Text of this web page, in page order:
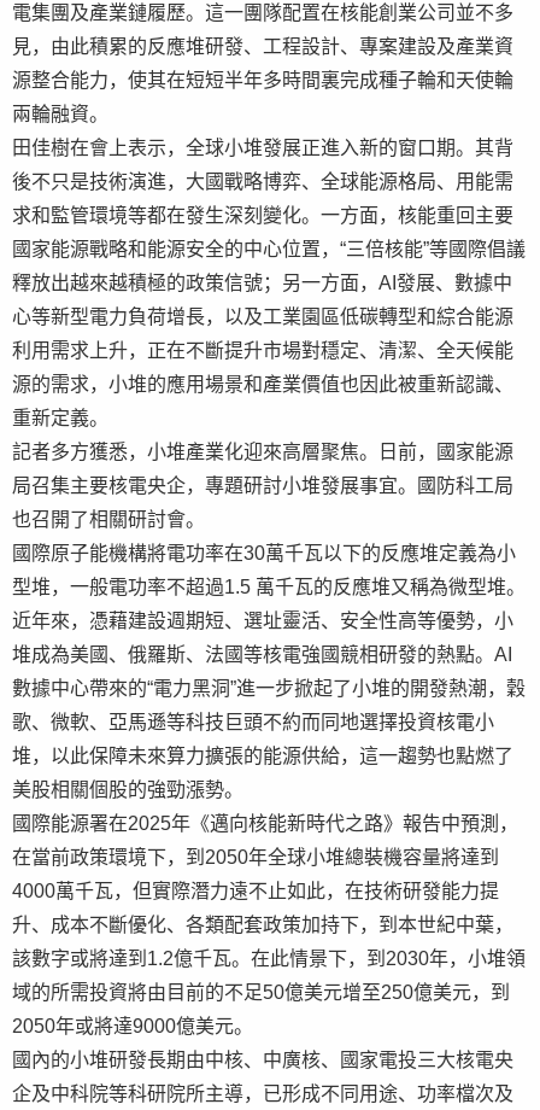
電集團及產業鏈履歷。這一團隊配置在核能創業公司並不多
見，由此積累的反應堆研發、工程設計、專案建設及產業資
源整合能力，使其在短短半年多時間裏完成種子輪和天使輪
兩輪融資。
田佳樹在會上表示，全球小堆發展正進入新的窗口期。其背
後不只是技術演進，大國戰略博弈、全球能源格局、用能需
求和監管環境等都在發生深刻變化。一方面，核能重回主要
國家能源戰略和能源安全的中心位置，“三倍核能”等國際倡議
釋放出越來越積極的政策信號；另一方面，AI發展、數據中
心等新型電力負荷增長，以及工業園區低碳轉型和綜合能源
利用需求上升，正在不斷提升市場對穩定、清潔、全天候能
源的需求，小堆的應用場景和產業價值也因此被重新認識、
重新定義。
記者多方獲悉，小堆產業化迎來高層聚焦。日前，國家能源
局召集主要核電央企，專題研討小堆發展事宜。國防科工局
也召開了相關研討會。
國際原子能機構將電功率在30萬千瓦以下的反應堆定義為小
型堆，一般電功率不超過1.5 萬千瓦的反應堆又稱為微型堆。
近年來，憑藉建設週期短、選址靈活、安全性高等優勢，小
堆成為美國、俄羅斯、法國等核電強國競相研發的熱點。AI
數據中心帶來的“電力黑洞”進一步掀起了小堆的開發熱潮，穀
歌、微軟、亞馬遜等科技巨頭不約而同地選擇投資核電小
堆，以此保障未來算力擴張的能源供給，這一趨勢也點燃了
美股相關個股的強勁漲勢。
國際能源署在2025年《邁向核能新時代之路》報告中預測，
在當前政策環境下，到2050年全球小堆總裝機容量將達到
4000萬千瓦，但實際潛力遠不止如此，在技術研發能力提
升、成本不斷優化、各類配套政策加持下，到本世紀中葉，
該數字或將達到1.2億千瓦。在此情景下，到2030年，小堆領
域的所需投資將由目前的不足50億美元增至250億美元，到
2050年或將達9000億美元。
國內的小堆研發長期由中核、中廣核、國家電投三大核電央
企及中科院等科研院所主導，已形成不同用途、功率檔次及